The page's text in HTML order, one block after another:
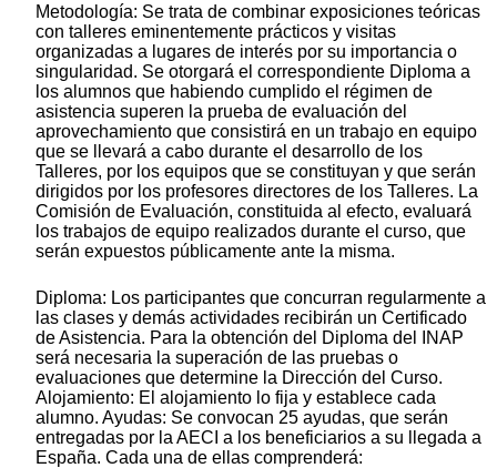
Metodología: Se trata de combinar exposiciones teóricas
con talleres eminentemente prácticos y visitas
organizadas a lugares de interés por su importancia o
singularidad. Se otorgará el correspondiente Diploma a
los alumnos que habiendo cumplido el régimen de
asistencia superen la prueba de evaluación del
aprovechamiento que consistirá en un trabajo en equipo
que se llevará a cabo durante el desarrollo de los
Talleres, por los equipos que se constituyan y que serán
dirigidos por los profesores directores de los Talleres. La
Comisión de Evaluación, constituida al efecto, evaluará
los trabajos de equipo realizados durante el curso, que
serán expuestos públicamente ante la misma.
Diploma: Los participantes que concurran regularmente a
las clases y demás actividades recibirán un Certificado
de Asistencia. Para la obtención del Diploma del INAP
será necesaria la superación de las pruebas o
evaluaciones que determine la Dirección del Curso.
Alojamiento: El alojamiento lo fija y establece cada
alumno. Ayudas: Se convocan 25 ayudas, que serán
entregadas por la AECI a los beneficiarios a su llegada a
España. Cada una de ellas comprenderá: